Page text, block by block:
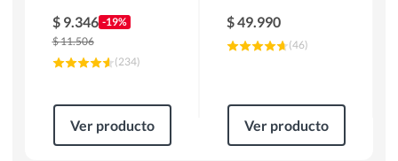
$ 9.346 -19%
$11.506
(234)
Ver producto
$49.990
(46)
Ver producto